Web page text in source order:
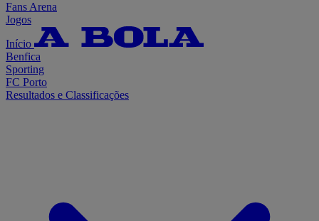
Fans Arena
Jogos
Início
Benfica
Sporting
FC Porto
Resultados e Classificações